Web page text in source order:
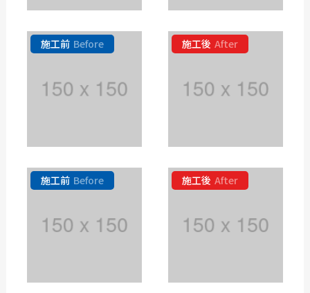
施工前 Before 施工後 After
施工前 Before 施工後 After